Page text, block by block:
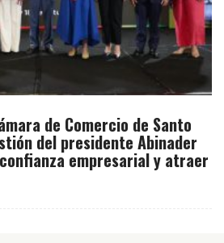
de Comercio de Santo
del presidente Abinader
empresarial y atraer